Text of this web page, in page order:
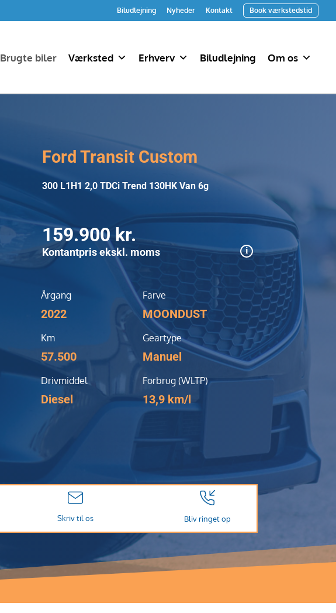
Biludlejning Nyheder Kontakt Book værkstedstid
Brugte biler Værksted Erhverv Biludlejning Om os
Ford Transit Custom
300 L1H1 2,0 TDCi Trend 130HK Van 6g
159.900 kr.
Kontantpris ekskl. moms
Årgang
2022
Farve
MOONDUST
Km
57.500
Geartype
Manuel
Drivmiddel
Diesel
Forbrug (WLTP)
13,9 km/l
Skriv til os Bliv ringet op